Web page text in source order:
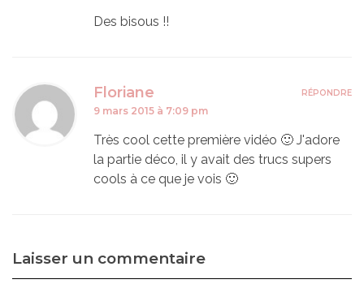
Des bisous !!
Floriane
9 mars 2015 à 7:09 pm
Très cool cette première vidéo 🙂 J'adore
la partie déco, il y avait des trucs supers
cools à ce que je vois 🙂
RÉPONDRE
Laisser un commentaire